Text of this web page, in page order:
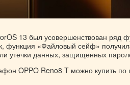
13 был усовершенствован ряд
функция «Файловый сейф»
утечки данных, защищенных
OPPO Reno8 T можно купить по